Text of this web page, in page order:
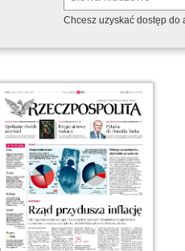
Chcesz uzyskać dostęp do